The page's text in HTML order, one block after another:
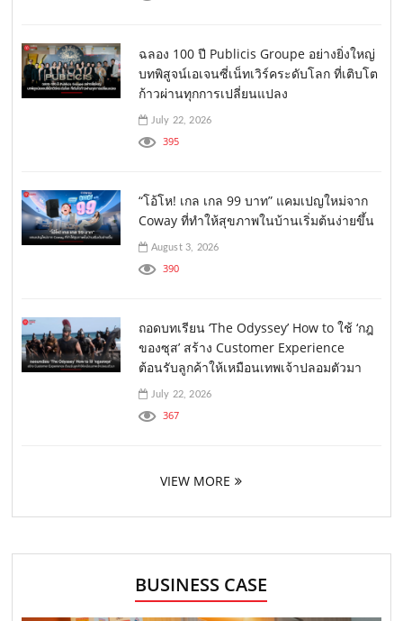
ฉลอง 100 ปี Publicis Groupe อย่างยิ่งใหญ่
บทพิสูจน์เอเจนซี่เน็ทเวิร์คระดับโลก ที่เติบโต
ก้าวผ่านทุกการเปลี่ยนแปลง
July 22, 2026
395
“โอ้โห! เกล เกล 99 บาท” แคมเปญใหม่จาก
Coway ที่ทำให้สุขภาพในบ้านเริ่มต้นง่ายขึ้น
August 3, 2026
390
ถอดบทเรียน ‘The Odyssey’ How to ใช้ ‘กฎ
ของซุส’ สร้าง Customer Experience
ต้อนรับลูกค้าให้เหมือนเทพเจ้าปลอมตัวมา
July 22, 2026
367
VIEW MORE
BUSINESS CASE